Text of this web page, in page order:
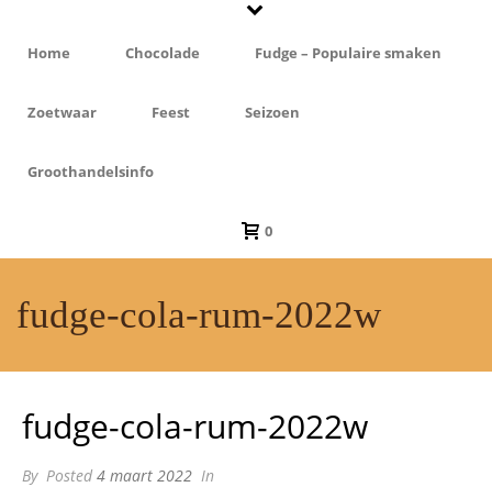
Home Chocolade Fudge – Populaire smaken
Zoetwaar Feest Seizoen
Groothandelsinfo
0
fudge-cola-rum-2022w
fudge-cola-rum-2022w
By Posted 4 maart 2022 In